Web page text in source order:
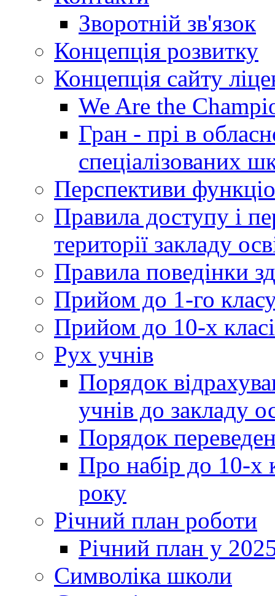
Зворотній зв'язок
Концепція розвитку
Концепція сайту
We Are the
Гран - прі в
спеціалізованих
Перспективи
Правила доступу і
території закладу
Правила поведінки
Прийом до 1-го
Прийом до 10-х
Рух учнів
Порядок
учнів до закладу
Порядок
Про набір до 10-х
року
Річний план роботи
Річний план у
Символіка школи